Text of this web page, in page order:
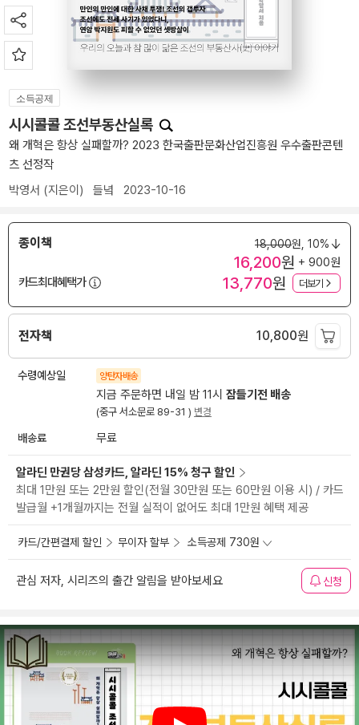
소득공제
시시콜콜 조선부동산실록
왜 개혁은 항상 실패할까? 2023 한국출판문화산업진흥원 우수출판콘텐
츠 선정작
박영서 (지은이) 들녘 2023-10-16
종이책 18,000원, 10%
16,200원 + 900원
카드최대혜택가
13,770원 더보기
전자책 10,800원
수령예상일 양탄자배송
지금 주문하면 내일 밤 11시 잠들기전 배송
(중구 서소문로 89-31 ) 변경
배송료 무료
알라딘 만권당 삼성카드, 알라딘 15% 청구 할인
최대 1만원 또는 2만원 할인(전월 30만원 또는 60만원 이용 시) / 카드
발급월 +1개월까지는 전월 실적이 없어도 최대 1만원 혜택 제공
카드/간편결제 할인 무이자 할부 소득공제 730원
관심 저자, 시리즈의 출간 알림을 받아보세요 신청